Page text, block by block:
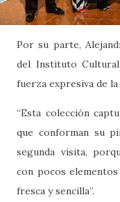
Por su parte,
del Instituto Cultural
fuerza expresiva de
“Esta colección
que conforman su
segunda visita,
con pocos
fresca y sencilla”.